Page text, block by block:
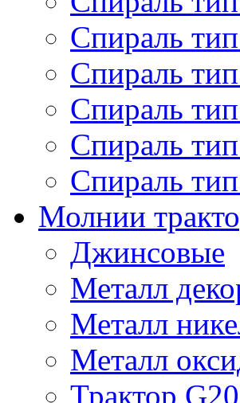
Спираль
Спираль
Спираль
Спираль
Спираль
Молнии
Джинсовые
Металл
Металл
Металл
Трактор